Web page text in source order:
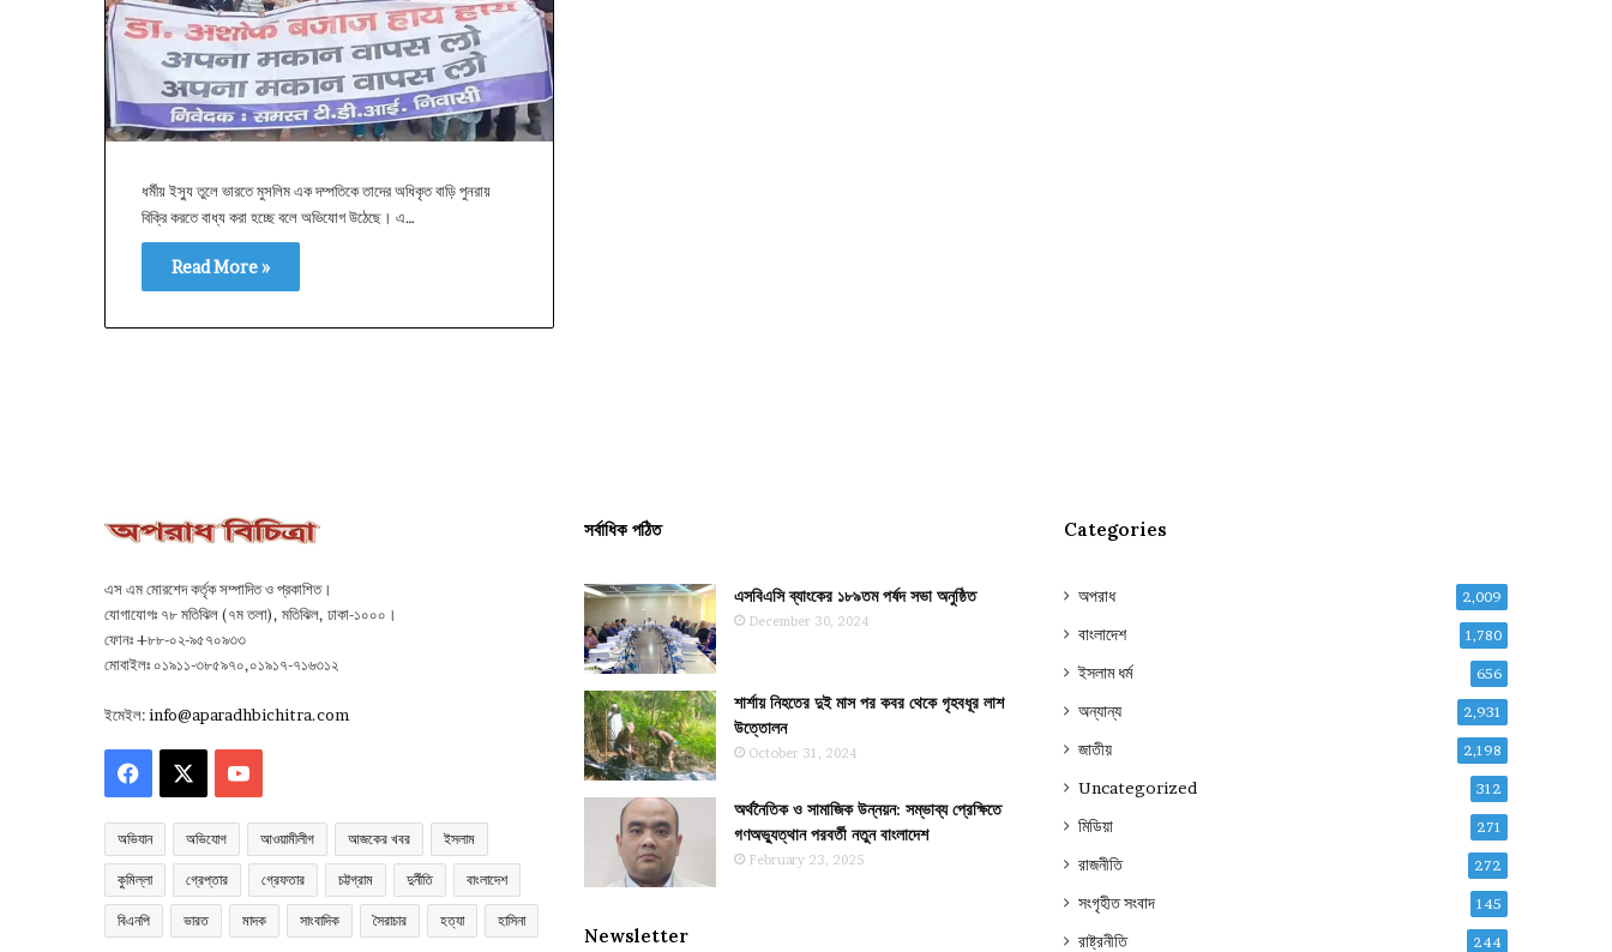
ধর্মীয় ইস্যু তুলে ভারতে মুসলিম এক দম্পতিকে তাদের অধিকৃত বাড়ি পুনরায়
বিক্রি করতে বাধ্য করা হচ্ছে বলে অভিযোগ উঠেছে। এ…
Read More »
এস এম মোরশেদ কর্তৃক সম্পাদিত ও প্রকাশিত।
যোগাযোগঃ ৭৮ মতিঝিল (৭ম তলা), মতিঝিল, ঢাকা-১০০০।
ফোনঃ +৮৮-০২-৯৫৭০৯৩৩
মোবাইলঃ ০১৯১১-৩৮৫৯৭০,০১৯১৭-৭১৬৩১২
ইমেইল:info@aparadhbichitra.com
Facebook YouTube
অভিযান অভিযোগ আওয়ামীলীগ আজকের খবর ইসলাম
কুমিল্লা গ্রেপ্তার গ্রেফতার চট্টগ্রাম দুর্নীতি বাংলাদেশ
বিএনপি ভারত মাদক সাংবাদিক সৈরাচার হত্যা হাসিনা
সর্বাধিক পঠিত
এসবিএসি ব্যাংকের ১৮৯তম পর্ষদ সভা অনুষ্ঠিত
December 30, 2024
শার্শায় নিহতের দুই মাস পর কবর থেকে গৃহবধূর লাশ
উত্তোলন
October 31, 2024
অর্থনৈতিক ও সামাজিক উন্নয়ন: সম্ভাব্য প্রেক্ষিতে
গণঅভ্যুত্থান পরবর্তী নতুন বাংলাদেশ
February 23, 2025
Newsletter
Categories
অপরাধ 2,009
বাংলাদেশ 1,780
ইসলাম ধর্ম 656
অন্যান্য 2,931
জাতীয় 2,198
Uncategorized 312
মিডিয়া 271
রাজনীতি 272
সংগৃহীত সংবাদ 145
রাষ্ট্রনীতি 244